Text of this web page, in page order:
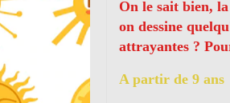
On le sait bien,
on dessine
attrayantes ?
A partir de 9 ans